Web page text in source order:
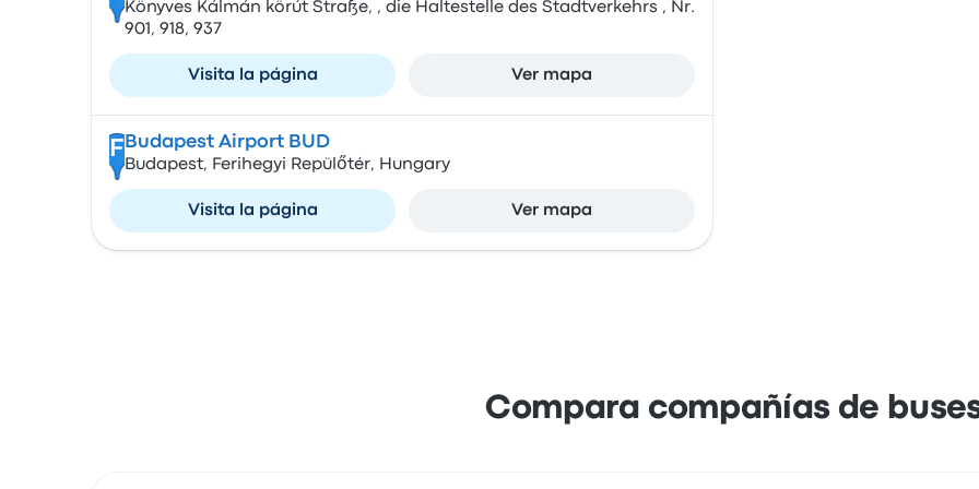
Könyves Kálmán körút Straße, , die Haltestelle des Stadtverkehrs , Nr.
901, 918, 937
Visita la página Ver mapa
F Budapest Airport BUD
Budapest, Ferihegyi Repülőtér, Hungary
Visita la página Ver mapa
Compara compañías de